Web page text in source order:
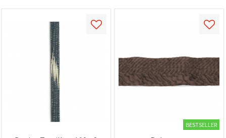
BESTSELLER